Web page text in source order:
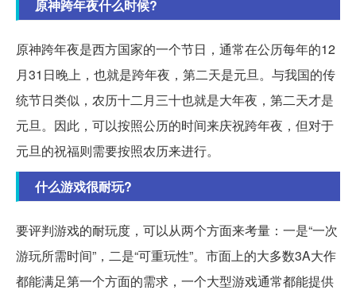
原神跨年夜什么时候?
原神跨年夜是西方国家的一个节日，通常在公历每年的12
月31日晚上，也就是跨年夜，第二天是元旦。与我国的传
统节日类似，农历十二月三十也就是大年夜，第二天才是
元旦。因此，可以按照公历的时间来庆祝跨年夜，但对于
元旦的祝福则需要按照农历来进行。
什么游戏很耐玩?
要评判游戏的耐玩度，可以从两个方面来考量：一是“一次
游玩所需时间”，二是“可重玩性”。市面上的大多数3A大作
都能满足第一个方面的需求，一个大型游戏通常都能提供